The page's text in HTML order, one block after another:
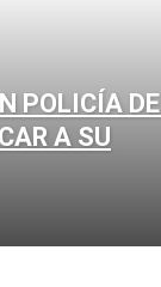
POLICÍA
A SU